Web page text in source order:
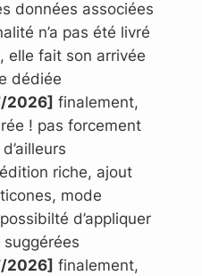
données associées
n’a pas été livré
elle fait son arrivée
dédiée
2026] finalement,
! pas forcement
riche, ajout
mode
d’appliquer
2026] finalement,